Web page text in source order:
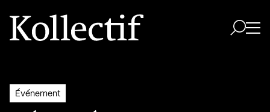
Aller à la page d'accueil
Logo Kollectif
Événement